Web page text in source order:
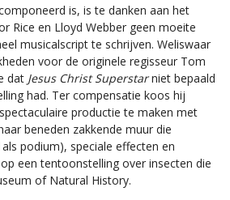
is, is te danken aan het
Rice en Lloyd Webber geen moeite
musicalscript te schrijven. Weliswaar
voor de originele regisseur Tom
dat Jesus Christ Superstarniet bepaald
had. Ter compensatie koos hij
productie te maken met
beneden zakkende muur die
podium), speciale effecten en
een tentoonstelling over insecten die
of Natural History.